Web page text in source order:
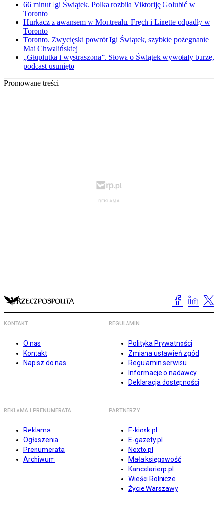
66 minut Igi Świątek. Polka rozbiła Viktoriję Golubić w
Toronto
Hurkacz z awansem w Montrealu. Fręch i Linette odpadły w
Toronto
Toronto. Zwycięski powrót Igi Świątek, szybkie pożegnanie
Mai Chwalińskiej
„Głupiutka i wystraszona”. Słowa o Świątek wywołały burzę,
podcast usunięto
Promowane treści
KONTAKT
O nas
Kontakt
Napisz do nas
REGULAMIN
Polityka Prywatności
Zmiana ustawień zgód
Regulamin serwisu
Informacje o nadawcy
Deklaracja dostępności
REKLAMA I PRENUMERATA
Reklama
Ogłoszenia
Prenumerata
Archiwum
PARTNERZY
E-kiosk.pl
E-gazety.pl
Nexto.pl
Mała księgowość
Kancelarierp.pl
Wieści Rolnicze
Życie Warszawy